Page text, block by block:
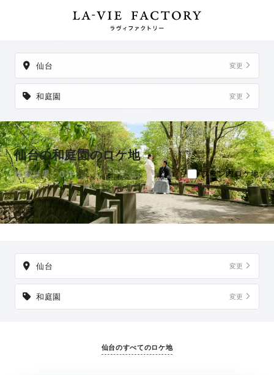
撮影も可能です。
仙台 変更
和庭園 変更
仙台の和庭園のロケ地
検索結果：0件 プラン内ロケ地
仙台 変更
和庭園 変更
仙台のすべてのロケ地